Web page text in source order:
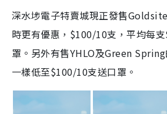
深水埗電子特賣城現正發售
時更有優惠，$100/10支，平均每
罩。另外有售YHLO及Green Spring
一樣低至$100/10支送口罩。